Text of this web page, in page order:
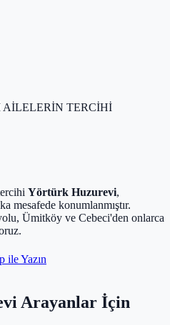
TERCİHİ
Yörtürk Huzurevi,
mesafede konumlanmıştır.
Ümitköy ve Cebeci'den onlarca
ile Yazın
Arayanlar İçin